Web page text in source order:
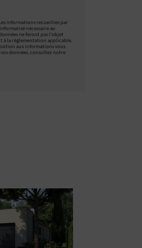
informations recueillies par
nécessaire au
ne feront pas l’objet
à la règlementation applicable,
aux informations vous
données, consultez notre